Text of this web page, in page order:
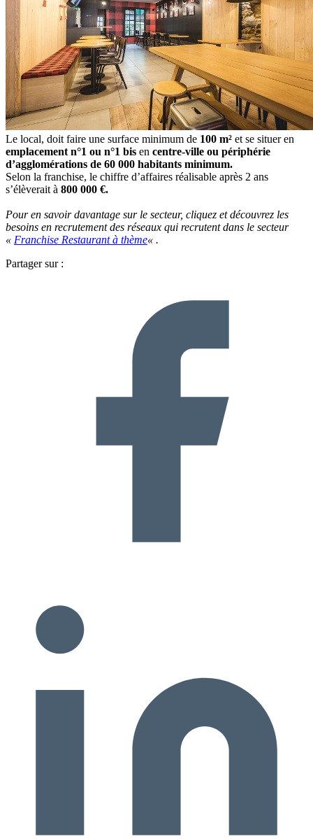
Le local, doit faire une surface minimum de 100 m² et se situer en
emplacement n°1 ou n°1 bis en centre-ville ou périphérie
d’agglomérations de 60 000 habitants minimum.
Selon la franchise, le chiffre d’affaires réalisable après 2 ans
s’élèverait à 800 000 €.
Pour en savoir davantage sur le secteur, cliquez et découvrez les
besoins en recrutement des réseaux qui recrutent dans le secteur
« Franchise Restaurant à thème« .
Partager sur :